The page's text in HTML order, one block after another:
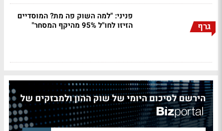
גרף
פניני: "למה השוק פה מת? המוסדיים
הזיזו לחו"ל 95% מהיקף המסחר"
הירשם לסיכום היומי של שוק ההון ולמבזקים של